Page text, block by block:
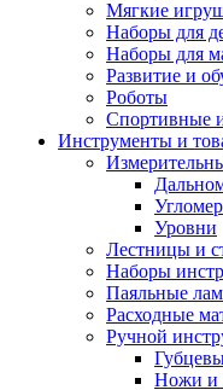
Мягкие
Наборы для
Наборы для
Развитие и
Роботы
Спортивные
Инструменты и
Уровни
Лестницы и
Наборы
Паяльные
Расходные
Ручной
Ножи и